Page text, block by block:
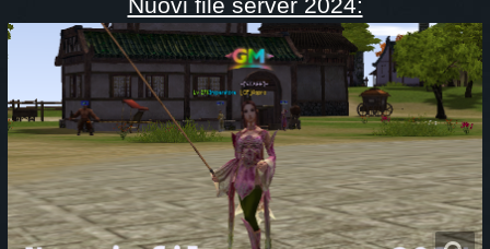
Nuovi file server 2024: